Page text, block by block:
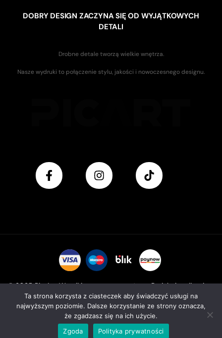
DOBRY DESIGN ZACZYNA SIĘ OD WYJĄTKOWYCH
DETALI
Drobne detale tworzą wielkie wnętrza.
Nasze wydruki to połączenie stylu, jakości i nowoczesnego designu.
© 2025 Pic Art. Wszelkie prawa zastrzeżone. Projekt i realizacja:
Venluke. com
Ta strona korzysta z ciasteczek aby świadczyć usługi na
najwyższym poziomie. Dalsze korzystanie ze strony oznacza,
że zgadzasz się na ich użycie.
Zgoda
Polityka prywatności